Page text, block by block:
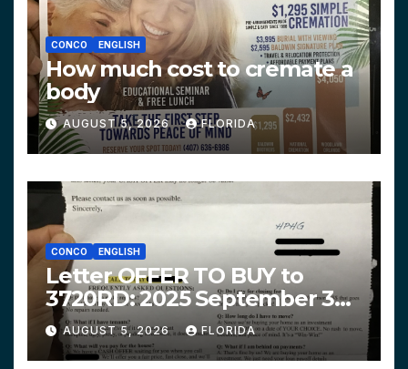
CONCO ENGLISH
How much cost to cremate a
body
AUGUST 5, 2026 FLORIDA
CONCO ENGLISH
Letter OFFER TO BUY to
3720RD: 2025 September 3
$319,900 HPHG
AUGUST 5, 2026 FLORIDA